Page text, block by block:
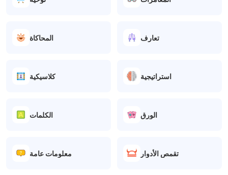
المحاكاة تعارف
كلاسيكية استراتيجية
الكلمات الورق
معلومات عامة تقمص الأدوار